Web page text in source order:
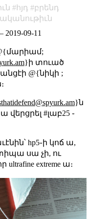
հյդ
բրենդ
2019-09-11
}ի տուած
@{նիկի ;
}ն
վերցրել #լաբ25 ֊
hp5֊ի կոճ ա,
սա չի, ու
extreme ա։